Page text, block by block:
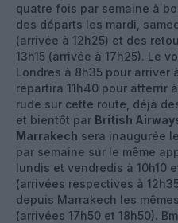
quatre fois par semaine à
des départs les mardi,
(arrivée à 12h25) et des
13h15 (arrivée à 17h25). Le
Londres à 8h35 pour arriver
repartira 11h40 pour atterrir
rude sur cette route, déjà
et bientôt par British
Marrakech sera inaugurée
par semaine sur le même
lundis et vendredis à 10h10
(arrivées respectives à
depuis Marrakech les
(arrivées 17h50 et 18h50).